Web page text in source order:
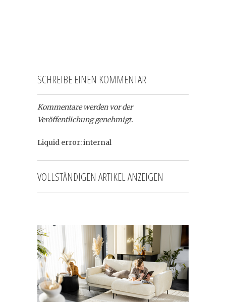
SCHREIBE EINEN KOMMENTAR
Kommentare werden vor der
Veröffentlichung genehmigt.
Liquid error: internal
VOLLSTÄNDIGEN ARTIKEL ANZEIGEN